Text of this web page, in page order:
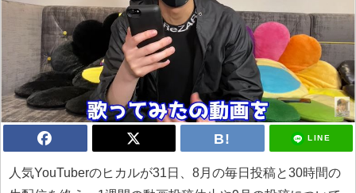
LINE
人気YouTuberのヒカルが31日、8月の毎日投稿と30時間の